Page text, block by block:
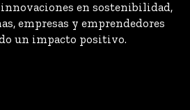
en sostenibilidad,
empresas y emprendedores
un impacto positivo.